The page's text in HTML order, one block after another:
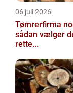
06 juli 2026
Tømrerfirma
sådan vælger
rette...